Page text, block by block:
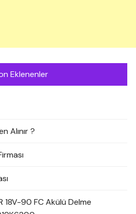
Eklenenler
Alınır ?
18V-90 FC Akülü Delme